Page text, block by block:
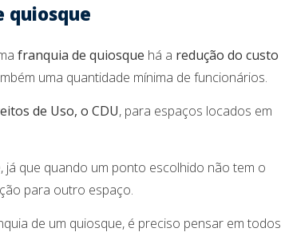
quiosque
franquia de quiosque há a redução do custo
uma quantidade mínima de funcionários.
de Uso, o CDU, para espaços locados em
já que quando um ponto escolhido não tem o
para outro espaço.
de um quiosque, é preciso pensar em todos